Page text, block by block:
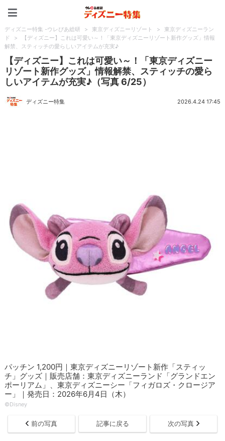
ディズニー特集 -ウレぴあ総研 > 東京ディズニーリゾート >
東京ディズニーラン
ド
>
【ディズニー】これは可愛い～！「東京ディズニーリゾート新作グッズ」情報
解禁、スティッチの愛らしいアイテムが充実♪
【ディズニー】これは可愛い～！「東京ディズニー
リゾート新作グッズ」情報解禁、スティッチの愛ら
しいアイテムが充実♪（写真 6/25）
ディズニー特集 2026.4.24 17:45
パッチン 1,200円｜東京ディズニーリゾート新作「スティッ
チ」グッズ｜販売店舗：東京ディズニーランド「グランドエン
ポーリアム」、東京ディズニーシー「フィガロズ・クロージア
ー」｜発売日：2026年6月4日（木）
©Disney
前の写真 記事に戻る 次の写真